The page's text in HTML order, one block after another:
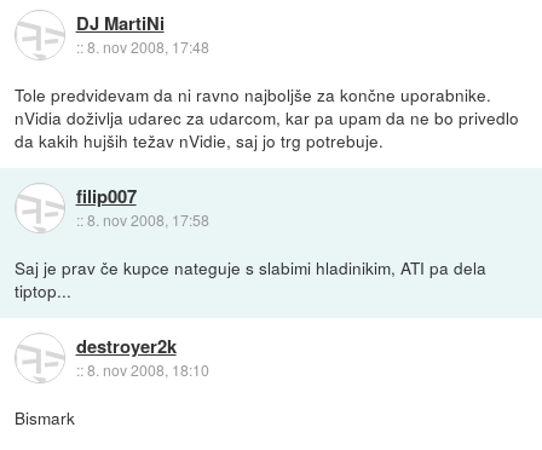
DJ MartiNi
::8. nov 2008, 17:48
Tole predvidevam da ni ravno najboljše za končne uporabnike.
nVidia doživlja udarec za udarcom, kar pa upam da ne bo privedlo
da kakih hujših težav nVidie, saj jo trg potrebuje.
filip007
::8. nov 2008, 17:58
Saj je prav če kupce nateguje s slabimi hladinikim, ATI pa dela
tiptop...
destroyer2k
::8. nov 2008, 18:10
Bismark